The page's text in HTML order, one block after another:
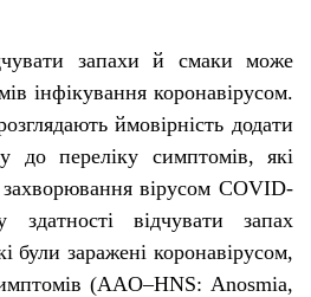
запахи й смаки може
інфікування коронавірусом.
ймовірність додати
до переліку симптомів, які
вірусом COVID-
відчувати запах
були заражені коронавірусом,
(AAO–HNS: Anosmia,